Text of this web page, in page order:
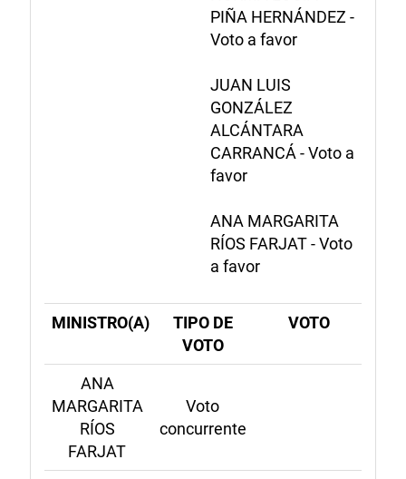
PIÑA HERNÁNDEZ -
Voto a favor
JUAN LUIS
GONZÁLEZ
ALCÁNTARA
CARRANCÁ - Voto a
favor
ANA MARGARITA
RÍOS FARJAT - Voto
a favor
MINISTRO(A)
TIPO DE
VOTO
VOTO
ANA
MARGARITA
RÍOS
FARJAT
Voto
concurrente